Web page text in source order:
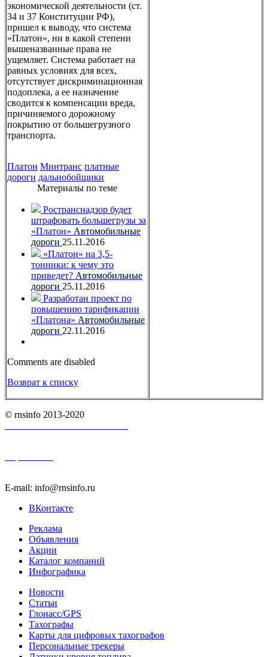
экономической деятельности (ст.
34 и 37 Конституции РФ),
пришел к выводу, что система
«Платон», ни в какой степени
вышеназванные права не
ущемляет. Система работает на
равных условиях для всех,
отсутствует дискриминационная
подоплека, а ее назначение
сводится к компенсации вреда,
причиняемого дорожному
покрытию от большегрузного
транспорта.
Платон Минтранс платные
дороги дальнобойщики
Материалы по теме
Ространснадзор будет
штрафовать большегрузы за
«Платон» Автомобильные
дороги 25.11.2016
«Платон» на 3,5-
тонники: к чему это
приведет? Автомобильные
дороги 25.11.2016
Разработан проект по
повышению тарификации
«Платона» Автомобильные
дороги 22.11.2016
Comments are disabled
Возврат к списку
© rnsinfo 2013-2020
E-mail: info@rnsinfo.ru
ВКонтакте
Реклама
Объявления
Акции
Каталог компаний
Инфографика
Новости
Статьи
Глонасс/GPS
Тахографы
Карты для цифровых тахографов
Персональные трекеры